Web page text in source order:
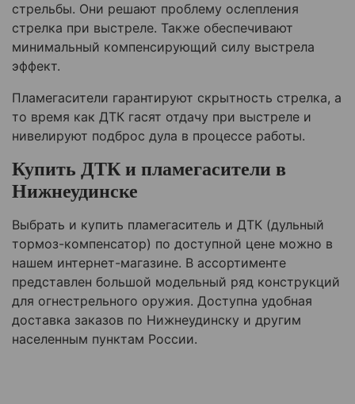
стрельбы. Они решают проблему ослепления
стрелка при выстреле. Также обеспечивают
минимальный компенсирующий силу выстрела
эффект.
Пламегасители гарантируют скрытность стрелка, а
то время как ДТК гасят отдачу при выстреле и
нивелируют подброс дула в процессе работы.
Купить ДТК и пламегасители в
Нижнеудинске
Выбрать и купить пламегаситель и ДТК (дульный
тормоз-компенсатор) по доступной цене можно в
нашем интернет-магазине. В ассортименте
представлен большой модельный ряд конструкций
для огнестрельного оружия. Доступна удобная
доставка заказов по Нижнеудинску и другим
населенным пунктам России.